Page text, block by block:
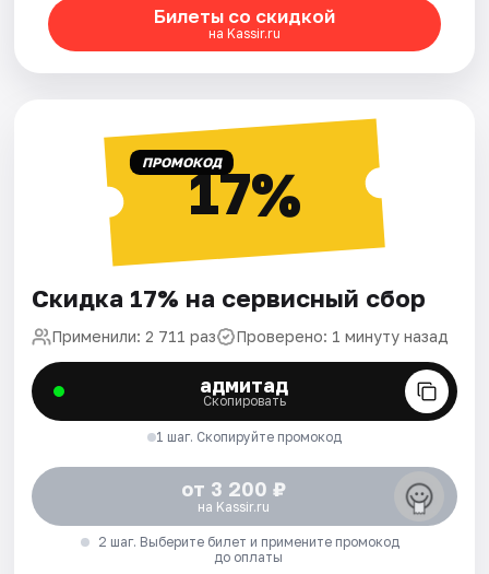
Билеты со скидкой
на Kassir.ru
ПРОМОКОД17%
Скидка 17% на сервисный сбор
Применили: 2 711 раз Проверено: 1 минуту назад
адмитад
Скопировать
1 шаг. Скопируйте промокод
от 3 200 ₽
на Kassir.ru
2 шаг. Выберите билет и примените промокод
до оплаты